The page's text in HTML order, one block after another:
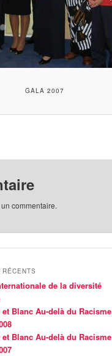
GALA 2007
commentaire.
de la diversité
Blanc Au-delà du Racisme
Blanc Au-delà du Racisme